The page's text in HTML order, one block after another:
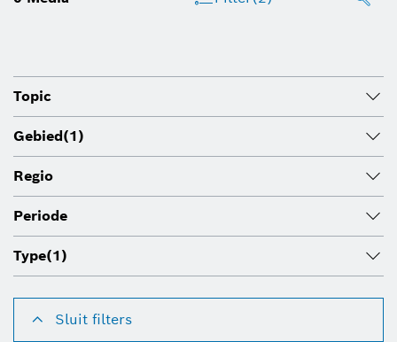
Topic
Gebied(1)
Regio
Periode
Type(1)
Sluit filters